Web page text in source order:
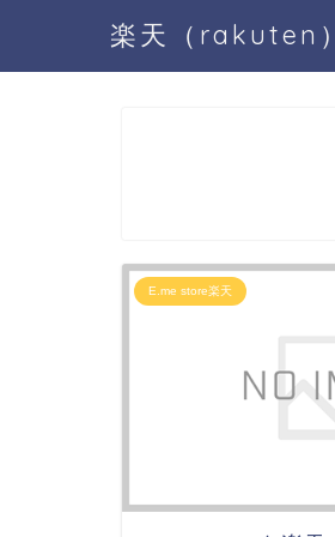
楽天（rakuten）
E.me store楽天